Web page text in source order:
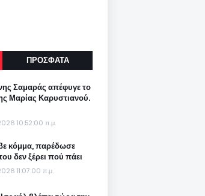
ΠΡΟΣΦΑΤΑ
Σαμαράς απέφυγε το
Μαρίας Καρυστιανού.
10:52:00 π.μ.
κόμμα, παρέδωσε
δεν ξέρει πού πάει
11:07:00 π.μ.